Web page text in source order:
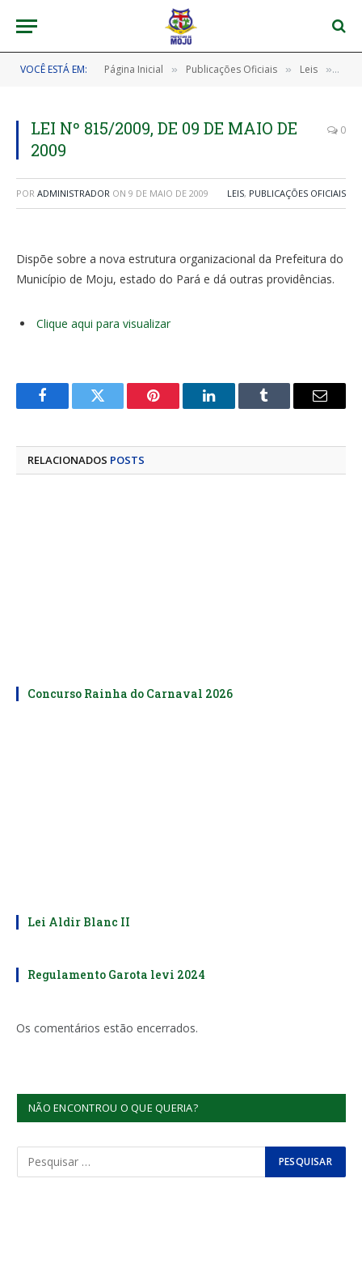
VOCÊ ESTÁ EM: Página Inicial » Publicações Oficiais » Leis »
LEI Nº 815/2009, DE 09 DE MAIO DE
2009
0
POR ADMINISTRADOR ON 9 DE MAIO DE 2009 LEIS, PUBLICAÇÕES OFICIAIS
Dispõe sobre a nova estrutura organizacional da Prefeitura do
Município de Moju, estado do Pará e dá outras providências.
Clique aqui para visualizar
FacebookTwitter Pinterest LinkedInTumblr
E-
RELACIONADOS POSTS
Concurso Rainha do Carnaval 2026
Lei Aldir Blanc II
Regulamento Garota levi 2024
Os comentários estão encerrados.
NÃO ENCONTROU O QUE QUERIA?